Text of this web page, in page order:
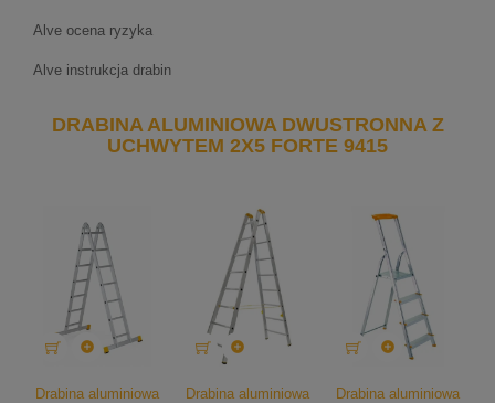
Alve ocena ryzyka
Alve instrukcja drabin
DRABINA ALUMINIOWA DWUSTRONNA Z
UCHWYTEM 2X5 FORTE 9415

Drabina aluminiowa

Drabina aluminiowa

Drabina aluminiowa